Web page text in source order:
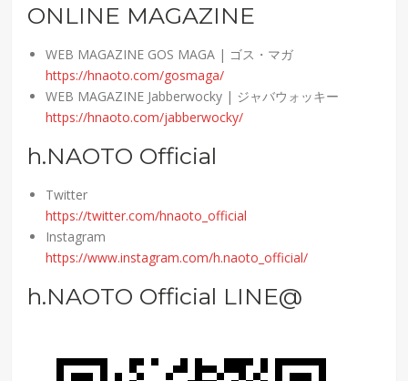
ONLINE MAGAZINE
WEB MAGAZINE GOS MAGA | ゴス・マガ
https://hnaoto.com/gosmaga/
WEB MAGAZINE Jabberwocky | ジャバウォッキー
https://hnaoto.com/jabberwocky/
h.NAOTO Official
Twitter
https://twitter.com/hnaoto_official
Instagram
https://www.instagram.com/h.naoto_official/
h.NAOTO Official LINE@